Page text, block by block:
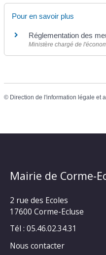
Pour en savoir plus
Réglementation des
Ministère chargé de
© Direction de l'information légale et
Mairie de Corme-
2 rue des Ecoles
17600 Corme-Ecluse
Tél : 05.46.02.34.31
Nous contacter